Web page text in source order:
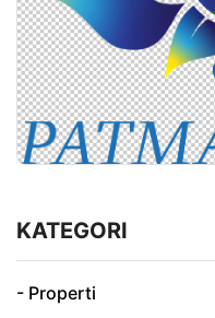
KATEGORI
- Properti